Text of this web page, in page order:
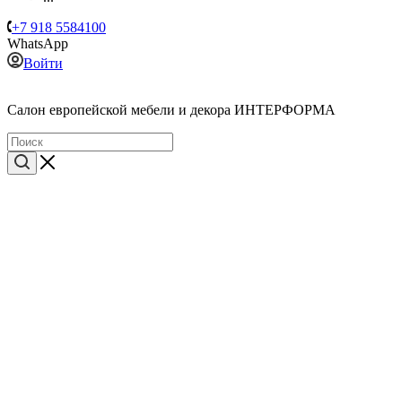
+7 918 5584100
WhatsApp
Войти
Cалон европейской мебели и декора ИНТЕРФОРМА